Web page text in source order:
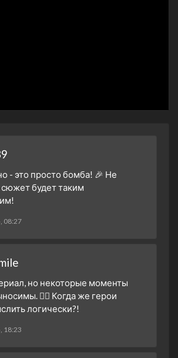
- это просто бомба! 🎉 Не
будет таким
08:27
но некоторые моменты
🤦‍♀️ Когда же герои
логически?!
18:23